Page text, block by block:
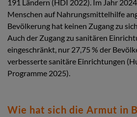
191 Ländern (HDI 2022). Im Jahr
Menschen auf Nahrungsmittelhilfe
Bevölkerung hat keinen Zugang zu
Auch der Zugang zu sanitären
eingeschränkt, nur 27,75 % der
verbesserte sanitäre Einrichtungen
Programme 2025).
Wie hat sich die Armut in